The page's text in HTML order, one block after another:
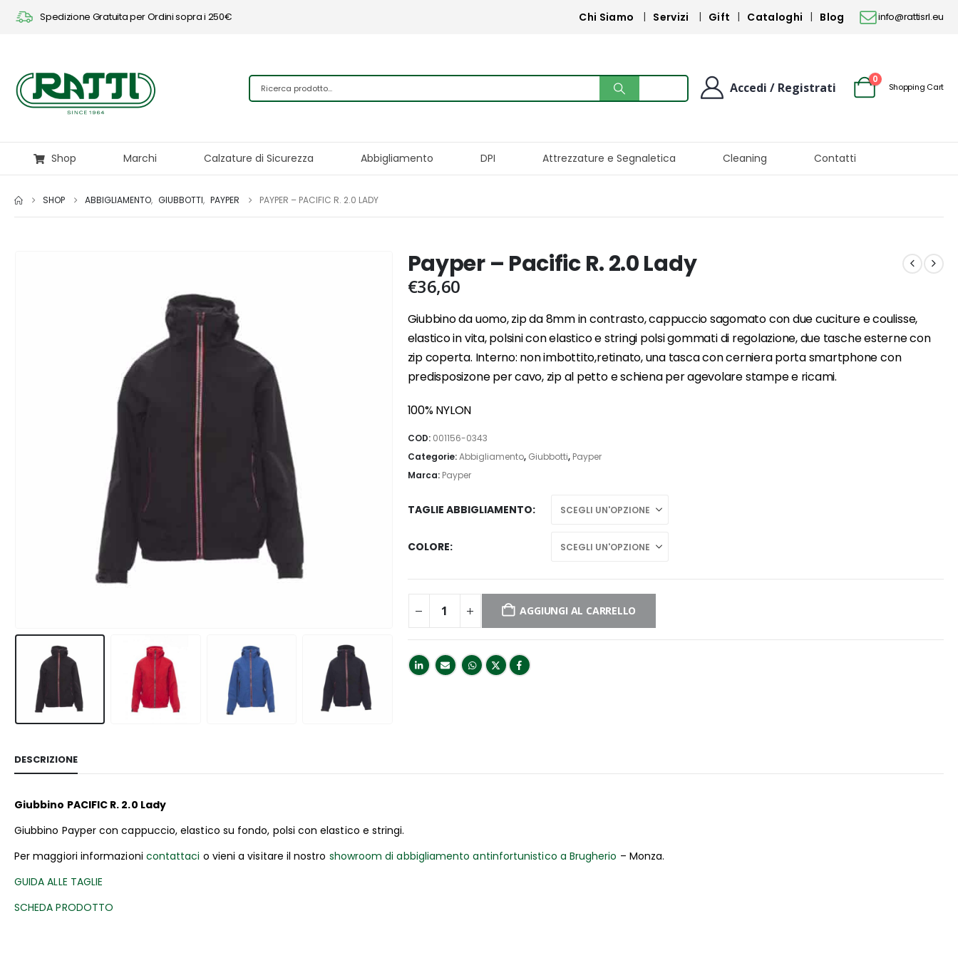
Spedizione Gratuita per Ordini sopra i 250€ Chi Siamo Servizi Gift Cataloghi Blog info@rattisrl.eu
Accedi / Registrati
0
Shopping Cart
Shop Marchi Calzature di Sicurezza Abbigliamento DPI Attrezzature e Segnaletica Cleaning Contatti
SHOP ABBIGLIAMENTO, GIUBBOTTI, PAYPER PAYPER – PACIFIC R. 2.0 LADY
Payper – Pacific R. 2.0 Lady
€36,60
Giubbino da uomo, zip da 8mm in contrasto, cappuccio sagomato con due cuciture e coulisse,
elastico in vita, polsini con elastico e stringi polsi gommati di regolazione, due tasche esterne con
zip coperta. Interno: non imbottito,retinato, una tasca con cerniera porta smartphone con
predisposizone per cavo, zip al petto e schiena per agevolare stampe e ricami.
100% NYLON
COD: 001156-0343
Categorie:Abbigliamento, Giubbotti, Payper
Marca: Payper
TAGLIE ABBIGLIAMENTO
COLORE
AGGIUNGI AL CARRELLO
DESCRIZIONE
Giubbino PACIFIC R. 2.0 Lady
Giubbino Payper con cappuccio, elastico su fondo, polsi con elastico e stringi.
Per maggiori informazioni contattaci o vieni a visitare il nostro showroom di abbigliamento antinfortunistico a Brugherio – Monza.
GUIDA ALLE TAGLIE
SCHEDA PRODOTTO
CHIUSI PER FERIE
DAL 9 AL 26 AGOSTO